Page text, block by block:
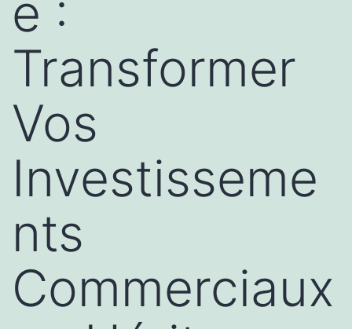
e :
Transformer
Vos
Investisseme
nts
Commerciaux